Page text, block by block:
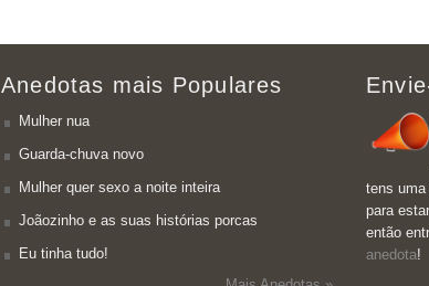
Anedotas mais Populares
Mulher nua
Guarda-chuva novo
Mulher quer sexo a noite inteira
Joãozinho e as suas histórias porcas
Eu tinha tudo!
tens uma
para
então
anedota!